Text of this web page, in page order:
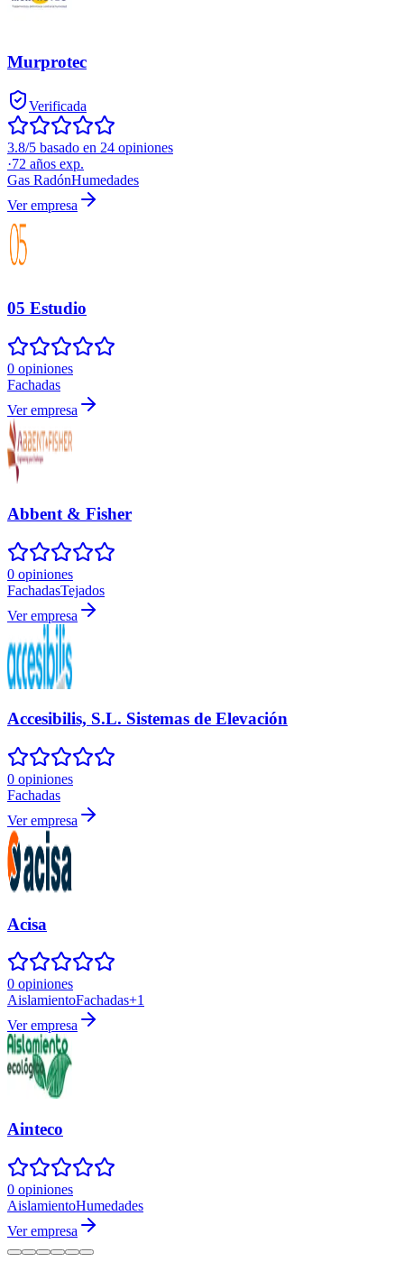
Murprotec
Verificada
3.8/5 basado en 24 opiniones
·72 años exp.
Gas RadónHumedades
Ver empresa
05 Estudio
0 opiniones
Fachadas
Ver empresa
Abbent & Fisher
0 opiniones
FachadasTejados
Ver empresa
Accesibilis, S.L. Sistemas de Elevación
0 opiniones
Fachadas
Ver empresa
Acisa
0 opiniones
AislamientoFachadas+1
Ver empresa
Ainteco
0 opiniones
AislamientoHumedades
Ver empresa